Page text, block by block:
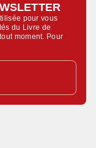
pour vous
du Livre de
moment. Pour